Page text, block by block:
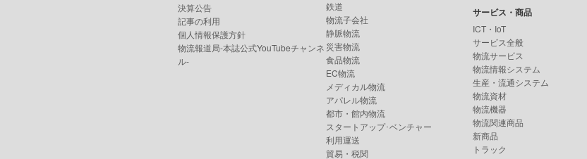
決算公告
記事の利用
個人情報保護方針
物流報道局-本誌公式YouTubeチャンネ
ル-
鉄道
物流子会社
静脈物流
災害物流
食品物流
EC物流
メディカル物流
アパレル物流
都市・館内物流
スタートアップ･ベンチャー
利用運送
貿易・税関
サービス・商品
ICT・IoT
サービス全般
物流サービス
物流情報システム
生産・流通システム
物流資材
物流機器
物流関連商品
新商品
トラック